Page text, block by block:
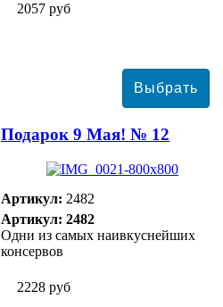
2057 руб
2228 руб
Подарок 9 Мая! № 12
Артикул: 2482
Артикул: 2482
Одни из самых наивкуснейших
консервов